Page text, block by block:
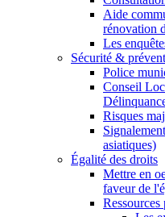
Aide
rénovation
Les
Sécurité &
Police
Conseil
Risques
asiatiques)
Égalité des droits
Mettre en
faveur de